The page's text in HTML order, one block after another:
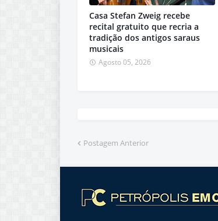
Casa Stefan Zweig recebe
recital gratuito que recria a
tradição dos antigos saraus
musicais
Agosto 05, 2026
Postagem Anterior